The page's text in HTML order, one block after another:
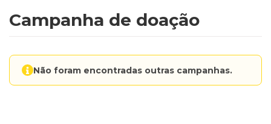
Campanha de doação
Não foram encontradas outras campanhas.